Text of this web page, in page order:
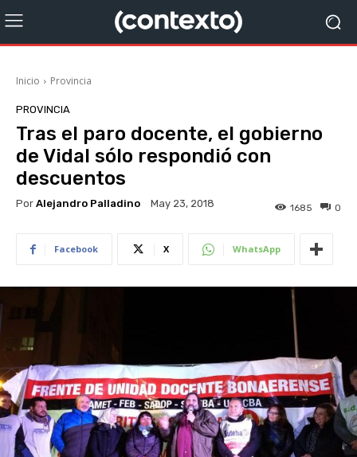
Inicio Provincia
PROVINCIA
Tras el paro docente, el gobierno
de Vidal sólo respondió con
descuentos
Por Alejandro Palladino May 23, 2018 0
1685
Facebook X WhatsApp